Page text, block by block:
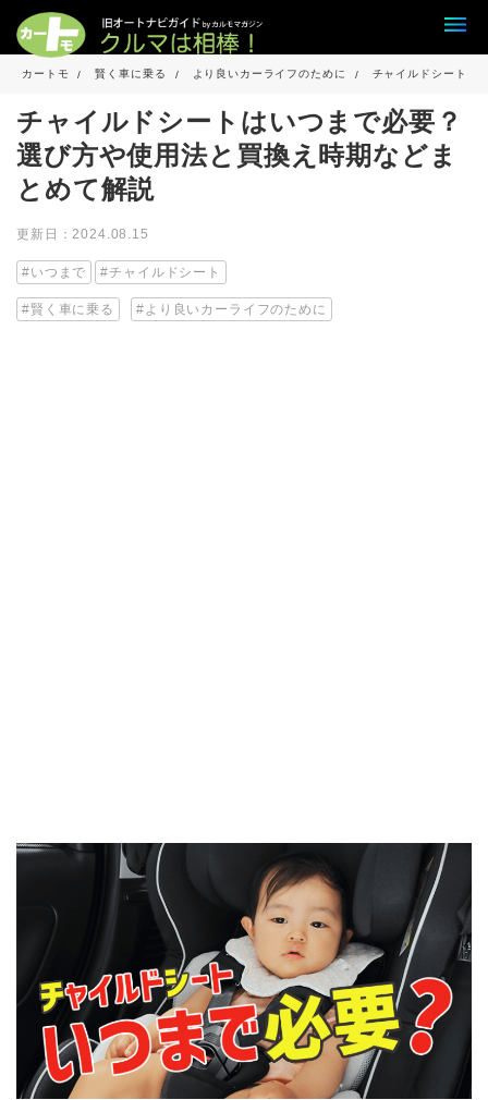
カートモ 賢く車に乗る より良いカーライフのために チャイルドシートは
チャイルドシートはいつまで必要？
選び方や使用法と買換え時期などま
とめて解説
更新日：2024.08.15
いつまで チャイルドシート
賢く車に乗る より良いカーライフのために